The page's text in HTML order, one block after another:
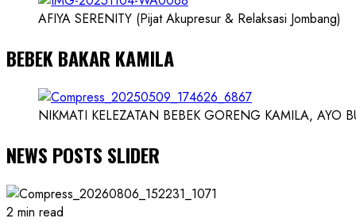
AFIYA SERENITY (Pijat Akupresur & Relaksasi Jombang)
BEBEK BAKAR KAMILA
NIKMATI KELEZATAN BEBEK GORENG KAMILA, AYO
NEWS POSTS SLIDER
2 min read